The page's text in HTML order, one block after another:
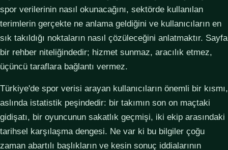
spor verilerinin nasıl okunacağını, sektörde kullanılan
terimlerin gerçekte ne anlama geldiğini ve kullanıcıların en
sık takıldığı noktaların nasıl çözüleceğini anlatmaktır. Sayfa
bir rehber niteliğindedir; hizmet sunmaz, aracılık etmez,
üçüncü taraflara bağlantı vermez.
Türkiye'de spor verisi arayan kullanıcıların önemli bir kısmı,
aslında istatistik peşindedir: bir takımın son on maçtaki
gidişatı, bir oyuncunun sakatlık geçmişi, iki ekip arasındaki
tarihsel karşılaşma dengesi. Ne var ki bu bilgiler çoğu
zaman abartılı başlıkların ve kesin sonuç iddialarının